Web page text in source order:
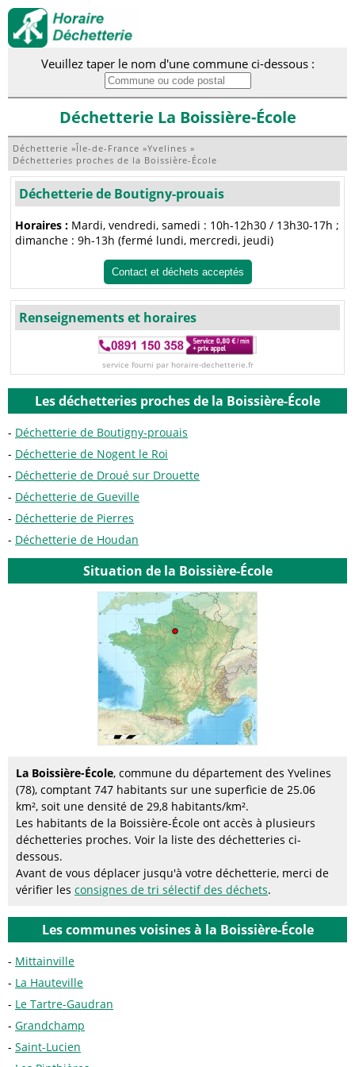
Veuillez taper le nom d'une commune ci-dessous :
Déchetterie La Boissière-École
Déchetterie »Île-de-France »Yvelines »
Déchetteries proches de la Boissière-École
Déchetterie de Boutigny-prouais
Horaires : Mardi, vendredi, samedi : 10h-12h30 / 13h30-17h ;
dimanche : 9h-13h (fermé lundi, mercredi, jeudi)
Contact et déchets acceptés
Renseignements et horaires
service fourni par horaire-dechetterie.fr
Les déchetteries proches de la Boissière-École
Déchetterie de Boutigny-prouais
Déchetterie de Nogent le Roi
Déchetterie de Droué sur Drouette
Déchetterie de Gueville
Déchetterie de Pierres
Déchetterie de Houdan
Situation de la Boissière-École
La Boissière-École, commune du département des Yvelines
(78), comptant 747 habitants sur une superficie de 25.06
km², soit une densité de 29,8 habitants/km².
Les habitants de la Boissière-École ont accès à plusieurs
déchetteries proches. Voir la liste des déchetteries ci-
dessous.
Avant de vous déplacer jusqu'à votre déchetterie, merci de
vérifier les consignes de tri sélectif des déchets.
Les communes voisines à la Boissière-École
Mittainville
La Hauteville
Le Tartre-Gaudran
Grandchamp
Saint-Lucien